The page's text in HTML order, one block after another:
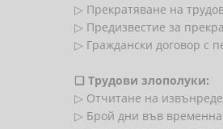
▷ Прекратяване на
▷ Предизвестие за
▷ Граждански договор с
❏ Трудови злополуки:
▷ Отчитане на
▷ Брой дни във временна